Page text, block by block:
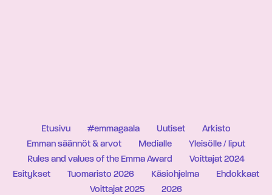
Etusivu #emmagaala Uutiset
Arkisto
Emman säännöt & arvot
Medialle
Yleisölle / liput
Rules and values of the Emma Award
Voittajat 2024
Esitykset
Tuomaristo 2026 Käsiohjelma
Ehdokkaat
Voittajat 2025
2026